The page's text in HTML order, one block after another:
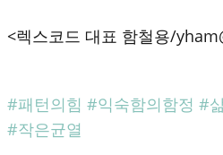
<렉스코드 대표 함철용/
#패턴의힘 #익숙함의함정 #
#작은균열